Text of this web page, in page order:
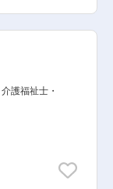
介護福祉士・